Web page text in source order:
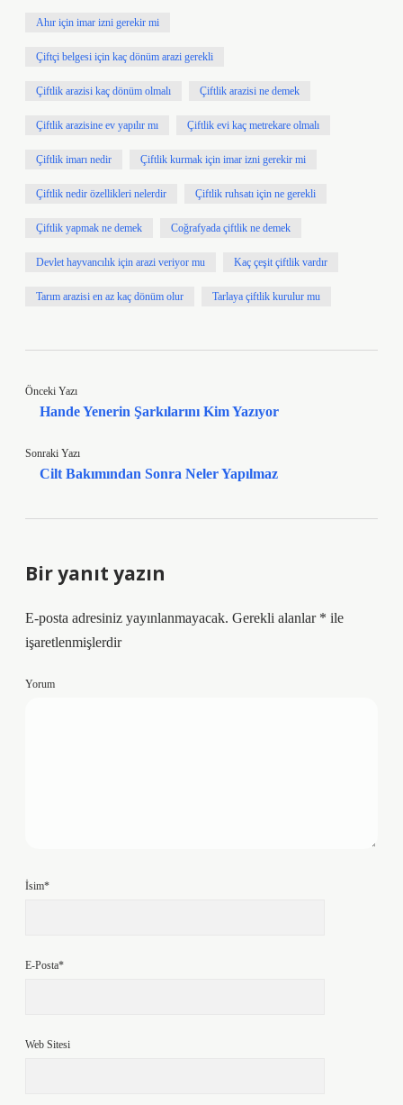
Ahır için imar izni gerekir mi
Çiftçi belgesi için kaç dönüm arazi gerekli
Çiftlik arazisi kaç dönüm olmalı Çiftlik arazisi ne demek
Çiftlik arazisine ev yapılır mı Çiftlik evi kaç metrekare olmalı
Çiftlik imarı nedir Çiftlik kurmak için imar izni gerekir mi
Çiftlik nedir özellikleri nelerdir Çiftlik ruhsatı için ne gerekli
Çiftlik yapmak ne demek Coğrafyada çiftlik ne demek
Devlet hayvancılık için arazi veriyor mu Kaç çeşit çiftlik vardır
Tarım arazisi en az kaç dönüm olur Tarlaya çiftlik kurulur mu
Önceki Yazı
Hande Yenerin Şarkılarını Kim Yazıyor
Sonraki Yazı
Cilt Bakımından Sonra Neler Yapılmaz
Bir yanıt yazın
E-posta adresiniz yayınlanmayacak. Gerekli alanlar * ile
işaretlenmişlerdir
Yorum
İsim*
E-Posta*
Web Sitesi